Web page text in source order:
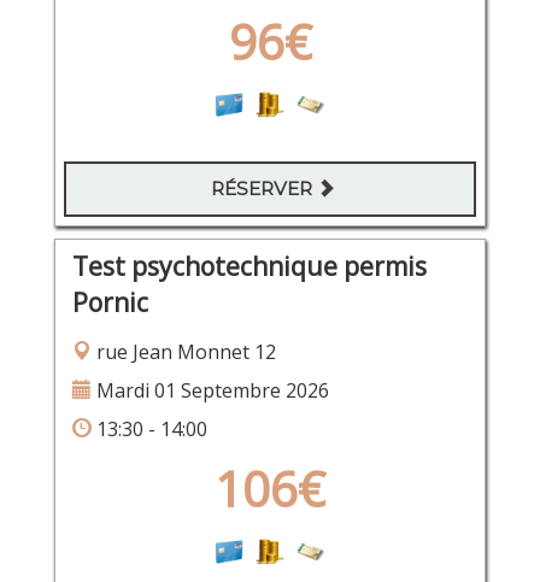
96€
RÉSERVER
Test psychotechnique permis
Pornic
rue Jean Monnet 12
Mardi 01 Septembre 2026
13:30 - 14:00
106€